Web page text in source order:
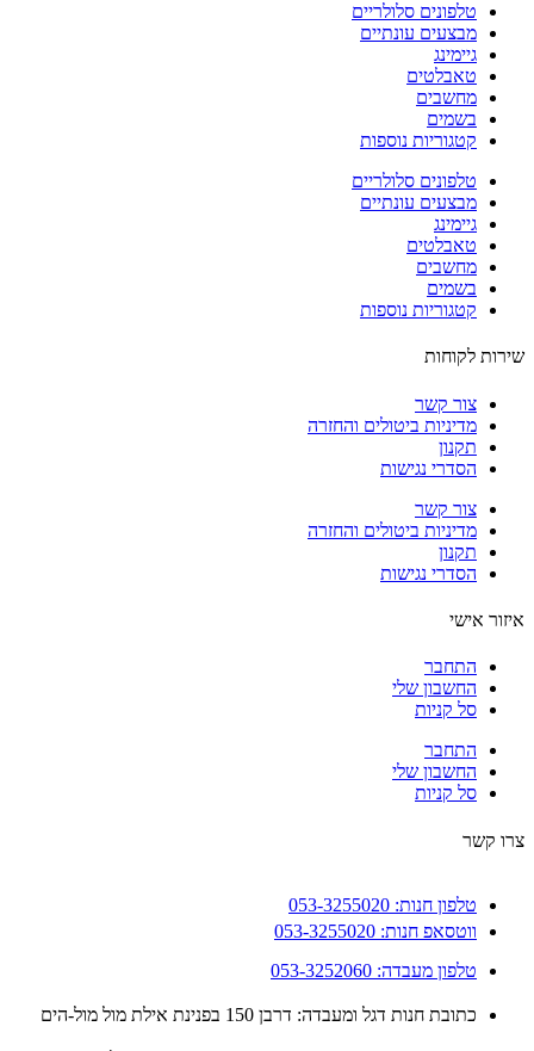
טלפונים סלולריים
מבצעים עונתיים
גיימינג
טאבלטים
מחשבים
בשמים
קטגוריות נוספות
טלפונים סלולריים
מבצעים עונתיים
גיימינג
טאבלטים
מחשבים
בשמים
קטגוריות נוספות
לקוחות
צור קשר
מדיניות ביטולים והחזרה
תקנון
הסדרי נגישות
צור קשר
מדיניות ביטולים והחזרה
תקנון
הסדרי נגישות
אישי
התחבר
החשבון שלי
סל קניות
התחבר
החשבון שלי
סל קניות
קשר
טלפון חנות: 053-3255020
ווטסאפ חנות: 053-3255020
טלפון מעבדה: 053-3252060
כתובת חנות דגל ומעבדה: דרבן 150 בפנינת אילת מול מול-הים